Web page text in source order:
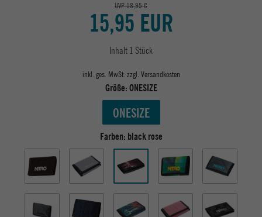
UVP 18,95 €
15,95 EUR
Inhalt 1 Stück
inkl. ges. MwSt. zzgl. Versandkosten
Größe:ONESIZE
ONESIZE
Farben: black rose